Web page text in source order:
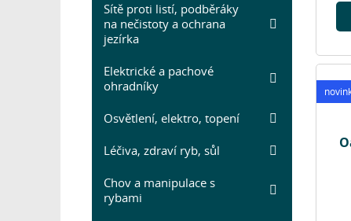
Sítě proti listí, podběráky
na nečistoty a ochrana
jezírka
Elektrické a pachové
ohradníky
Osvětlení, elektro, topení
Léčiva, zdraví ryb, sůl
Chov a manipulace s
rybami